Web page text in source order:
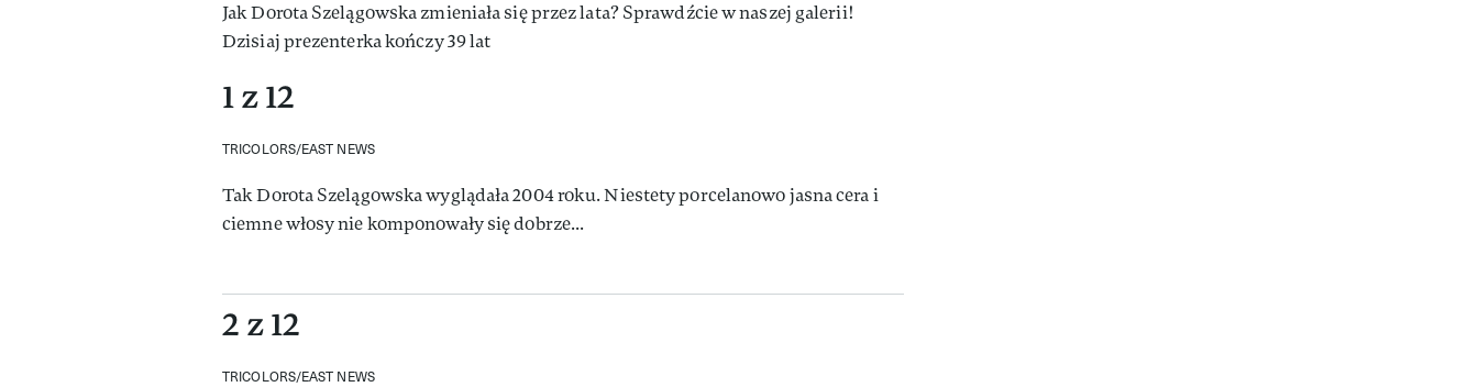
Jak Dorota Szelągowska zmieniała się przez lata? Sprawdźcie w naszej galerii!
Dzisiaj prezenterka kończy 39 lat
1 z 12
TRICOLORS/EAST NEWS
Tak Dorota Szelągowska wyglądała 2004 roku. Niestety porcelanowo jasna cera i
ciemne włosy nie komponowały się dobrze...
2 z 12
TRICOLORS/EAST NEWS